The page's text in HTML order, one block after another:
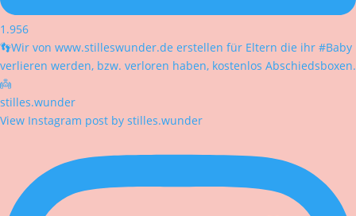
1.956
👣Wir von www.stilleswunder.de erstellen für Eltern die ihr #Baby
verlieren werden, bzw. verloren haben, kostenlos Abschiedsboxen.
👼
stilles.wunder
View Instagram post by stilles.wunder